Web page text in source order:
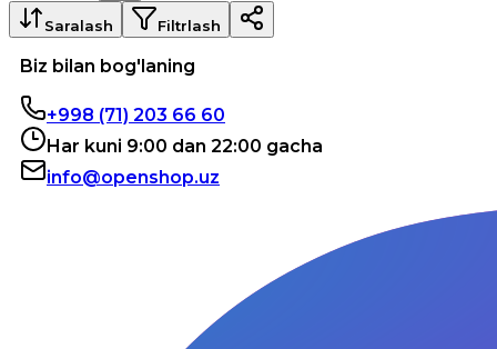
Saralash Filtrlash
Biz bilan bog'laning
+998 (71) 203 66 60
Har kuni 9:00 dan 22:00 gacha
info@openshop.uz